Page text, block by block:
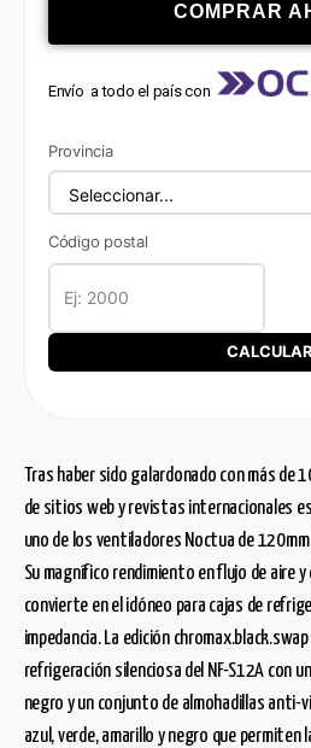
COMPRAR
Envío a todo el país con
Provincia
Código postal
CALCULAR
Tras haber sido galardonado con más de
de sitios web y revistas internacionales
uno de los ventiladores Noctua de
Su magnífico rendimiento en flujo de aire
convierte en el idóneo para cajas de
impedancia. La edición
refrigeración silenciosa del NF-S12A
negro y un conjunto de almohadillas anti-
azul, verde, amarillo y negro que permiten